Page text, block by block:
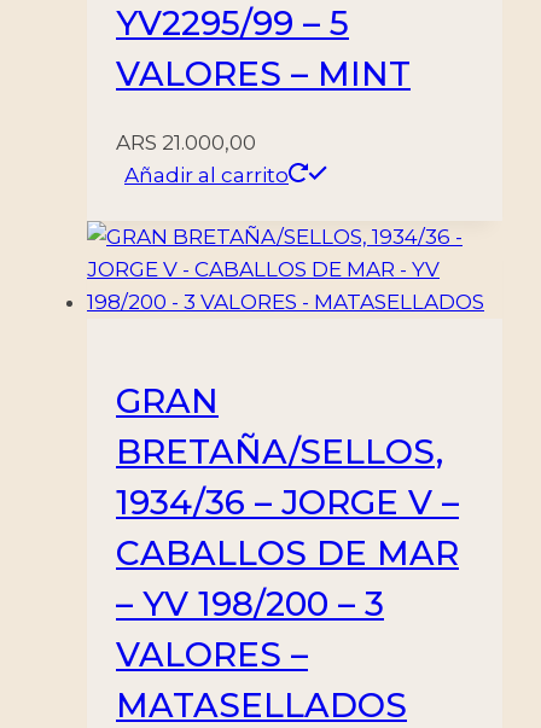
YV2295/99 – 5
VALORES – MINT
ARS 21.000,00
Añadir al carrito
GRAN
BRETAÑA/SELLOS,
1934/36 – JORGE V –
CABALLOS DE MAR
– YV 198/200 – 3
VALORES –
MATASELLADOS